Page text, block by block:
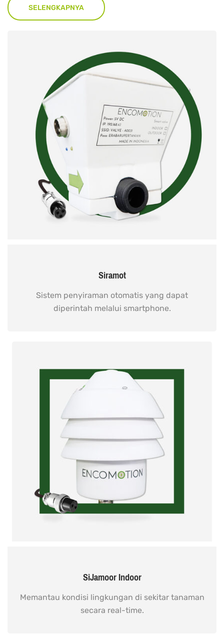
SELENGKAPNYA
Siramot
Sistem penyiraman otomatis yang dapat
diperintah melalui smartphone.
SiJamoor Indoor
Memantau kondisi lingkungan di sekitar tanaman
secara real-time.